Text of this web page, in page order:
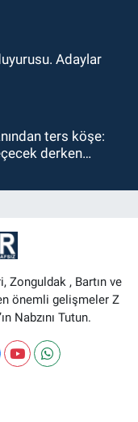
Adaylar
ters köşe:
derken…
Zonguldak , Bartın ve
önemli gelişmeler Z
Nabzını Tutun.